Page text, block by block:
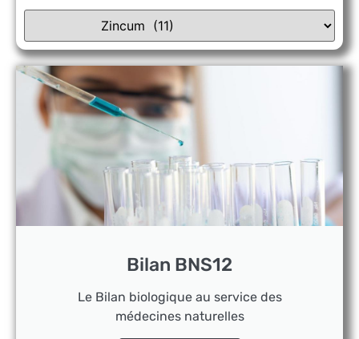
Bilan BNS12
Le Bilan biologique au service des
médecines naturelles